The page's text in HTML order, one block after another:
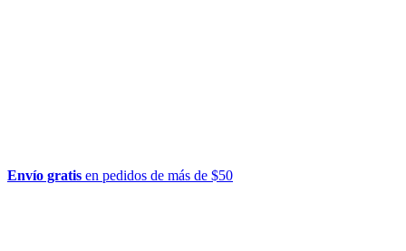
Envío gratis en pedidos de más de $50